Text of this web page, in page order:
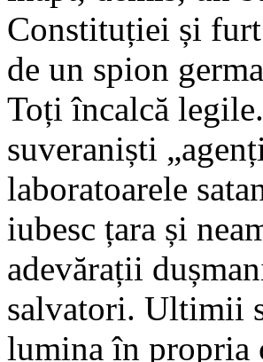
Constituției și
de un spion
Toți încalcă
suveraniști
laboratoarele
iubesc țara și
adevărații
salvatori. Ultimii
lumina în propria